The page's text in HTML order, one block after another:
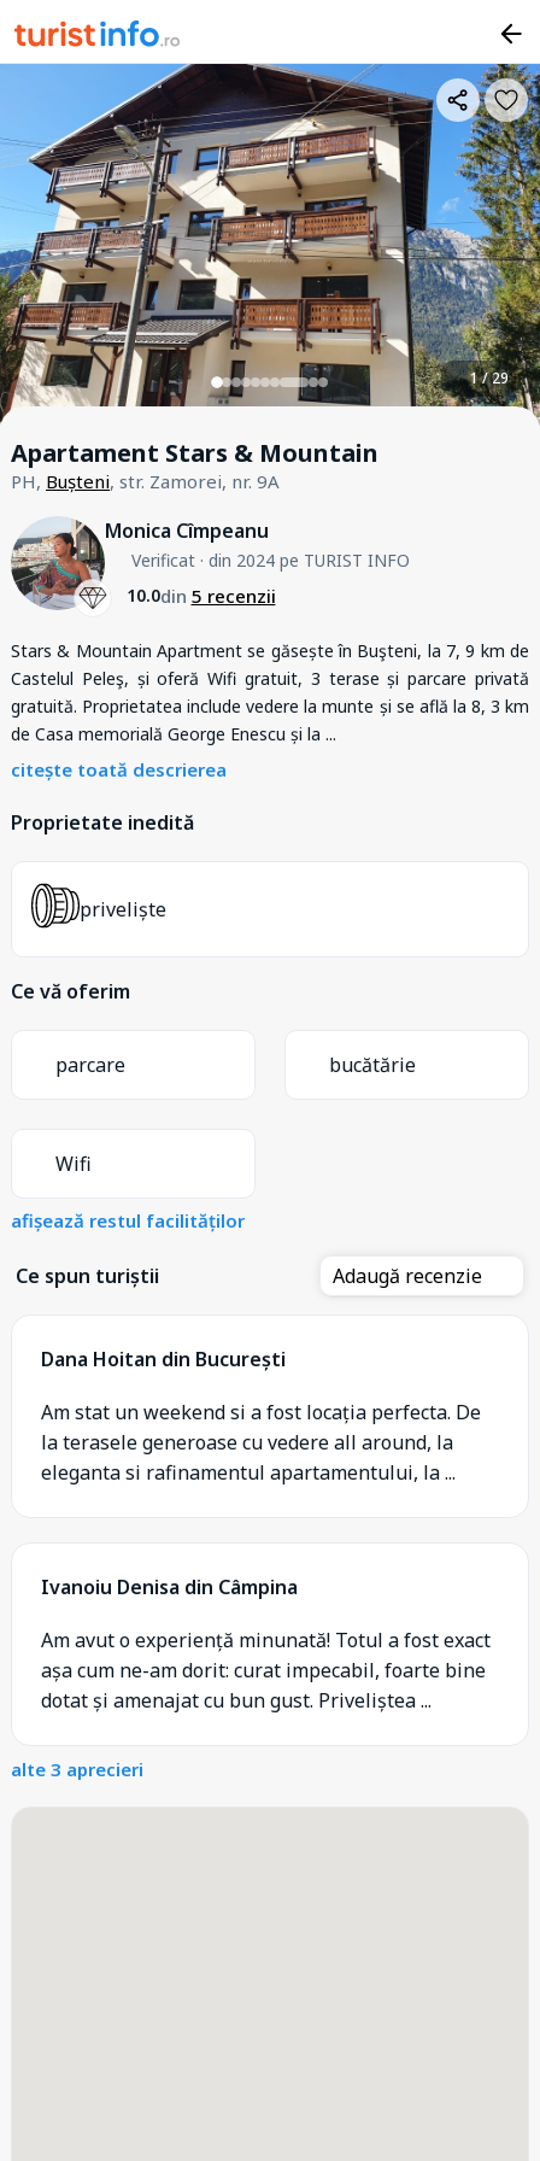
1 / 29
Apartament Stars & Mountain
PH, Bușteni, str. Zamorei, nr. 9A
Monica Cîmpeanu
Verificat· din 2024 pe TURIST INFO
10.0din 5 recenzii
Stars & Mountain Apartment se găsește în Buşteni, la 7, 9 km de
Castelul Peleş, și oferă Wifi gratuit, 3 terase și parcare privată
gratuită. Proprietatea include vedere la munte și se află la 8, 3 km
de Casa memorială George Enescu și la ...
citește toată descrierea
Proprietate inedită
priveliște
Ce vă oferim
parcare bucătărie
Wifi
afișează restul facilităților
Ce spun turiștii Adaugă recenzie
Dana Hoitan din București
Am stat un weekend si a fost locația perfecta. De
la terasele generoase cu vedere all around, la
eleganta si rafinamentul apartamentului, la ...
Ivanoiu Denisa din Câmpina
Am avut o experiență minunată! Totul a fost exact
așa cum ne-am dorit: curat impecabil, foarte bine
dotat și amenajat cu bun gust. Priveliștea ...
alte 3 aprecieri